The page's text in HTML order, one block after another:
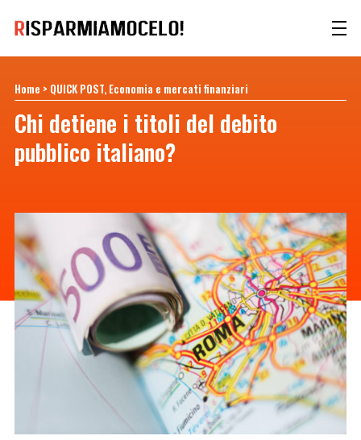
Home > QUICK POST Economia e mercati finanziari
Chi detiene i titoli del debito
pubblico italiano?